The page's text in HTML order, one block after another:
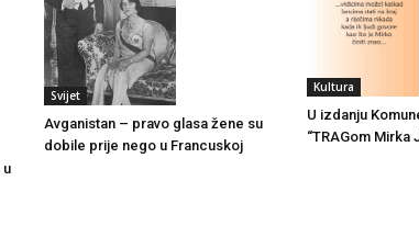
u
Svijet
Avganistan – pravo glasa žene su
dobile prije nego u Francuskoj
Kultura
U izdanju
“TRAGom Mirka